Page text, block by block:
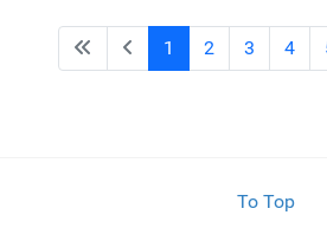
1 2 3 4
To Top